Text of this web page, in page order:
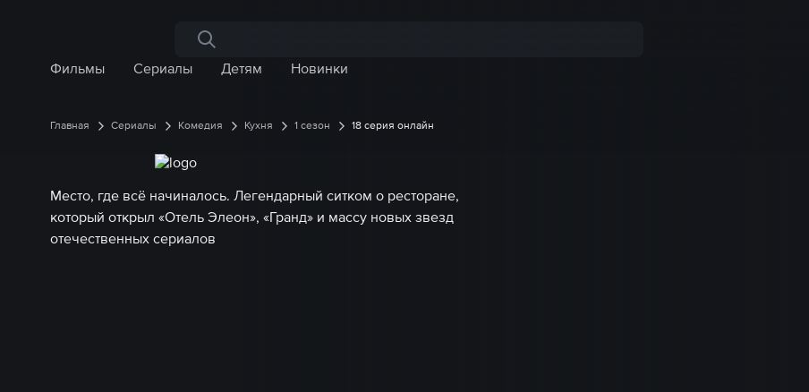
Поиск по сайту
Фильмы
Сериалы Детям Новинки
Главная Сериалы Комедия Кухня 1 сезон 18 серия онлайн
Место, где всё начиналось. Легендарный ситком о ресторане,
который открыл «Отель Элеон», «Гранд» и массу новых звезд
отечественных сериалов